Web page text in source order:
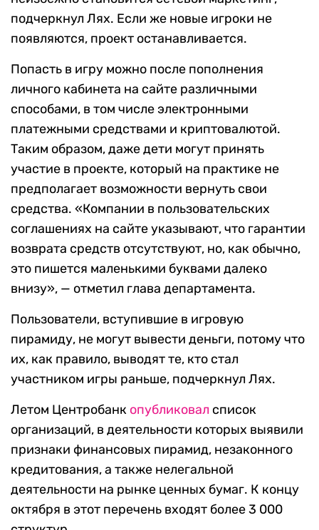
подчеркнул Лях. Если же новые игроки не
появляются, проект останавливается.
Попасть в игру можно после пополнения
личного кабинета на сайте различными
способами, в том числе электронными
платежными средствами и криптовалютой.
Таким образом, даже дети могут принять
участие в проекте, который на практике не
предполагает возможности вернуть свои
средства. «Компании в пользовательских
соглашениях на сайте указывают, что гарантии
возврата средств отсутствуют, но, как обычно,
это пишется маленькими буквами далеко
внизу», — отметил глава департамента.
Пользователи, вступившие в игровую
пирамиду, не могут вывести деньги, потому что
их, как правило, выводят те, кто стал
участником игры раньше, подчеркнул Лях.
Летом Центробанк опубликовал список
организаций, в деятельности которых выявили
признаки финансовых пирамид, незаконного
кредитования, а также нелегальной
деятельности на рынке ценных бумаг. К концу
октября в этот перечень входят более 3 000